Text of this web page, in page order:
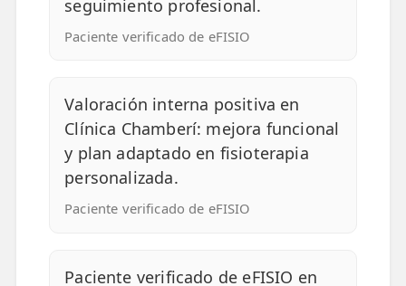
seguimiento profesional.
Paciente verificado de eFISIO
Valoración interna positiva en
Clínica Chamberí: mejora funcional
y plan adaptado en fisioterapia
personalizada.
Paciente verificado de eFISIO
Paciente verificado de eFISIO en